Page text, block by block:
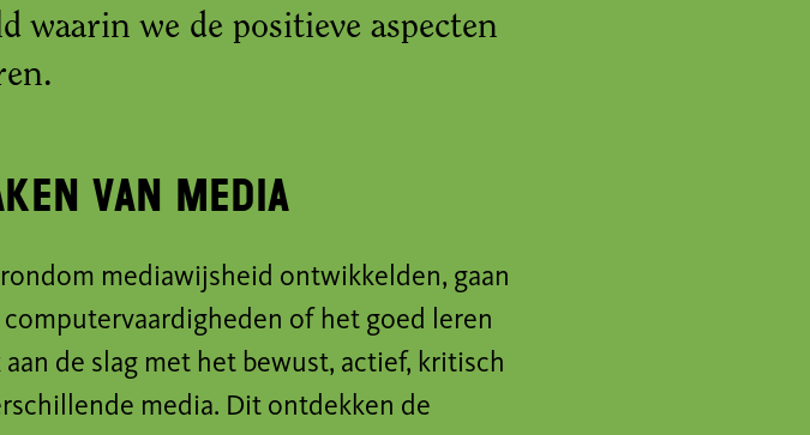
waarin we de positieve aspecten
van media
mediawijsheid ontwikkelden, gaan
of het goed leren
de slag met het bewust, actief, kritisch
media. Dit ontdekken de